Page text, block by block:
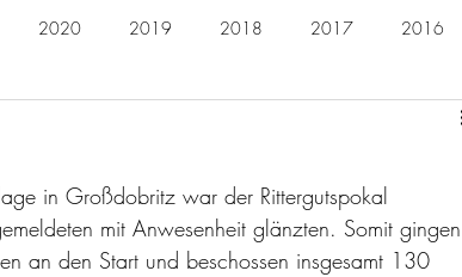
2020 2019 2018 2017 2016
in Großdobritz war der Rittergutspokal
mit Anwesenheit glänzten. Somit gingen
an den Start und beschossen insgesamt 130